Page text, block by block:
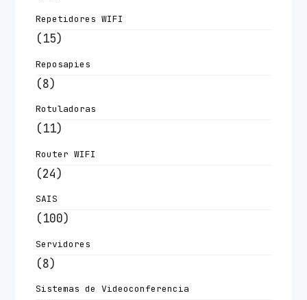
Repetidores WIFI
(15)
Reposapies
(8)
Rotuladoras
(11)
Router WIFI
(24)
SAIS
(100)
Servidores
(8)
Sistemas de Videoconferencia